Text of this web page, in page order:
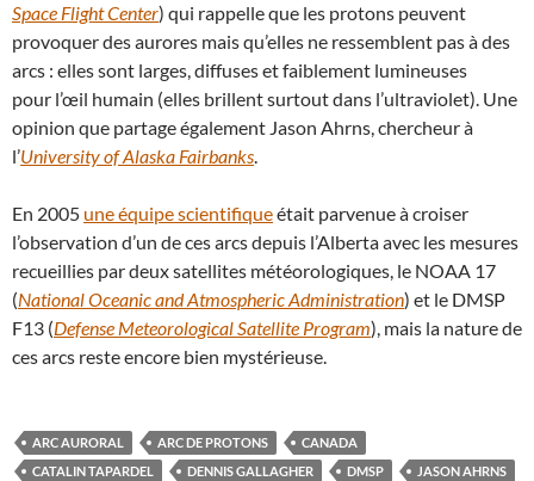
Space Flight Center) qui rappelle que les protons peuvent
provoquer des aurores mais qu’elles ne ressemblent pas à des
arcs : elles sont larges, diffuses et faiblement lumineuses
pour l’œil humain (elles brillent surtout dans l’ultraviolet). Une
opinion que partage également Jason Ahrns, chercheur à
l’University of Alaska Fairbanks.
En 2005 une équipe scientifiqueétait parvenue à croiser
l’observation d’un de ces arcs depuis l’Alberta avec les mesures
recueillies par deux satellites météorologiques, le NOAA 17
(National Oceanic and Atmospheric Administration) et le DMSP
F13 (Defense Meteorological Satellite Program), mais la nature de
ces arcs reste encore bien mystérieuse.
ARC AURORAL ARC DE PROTONS
CANADA
CATALIN TAPARDEL
DENNIS GALLAGHER DMSP
JASON AHRNS